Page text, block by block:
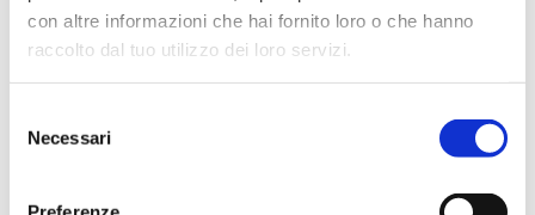
con altre informazioni che hai fornito loro o che hanno
raccolto dal tuo utilizzo dei loro servizi.
delNecessari